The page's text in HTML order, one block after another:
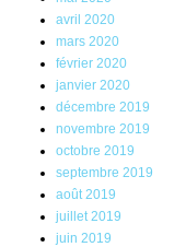
avril 2020
mars 2020
février 2020
janvier 2020
décembre 2019
novembre 2019
octobre 2019
septembre 2019
août 2019
juillet 2019
juin 2019